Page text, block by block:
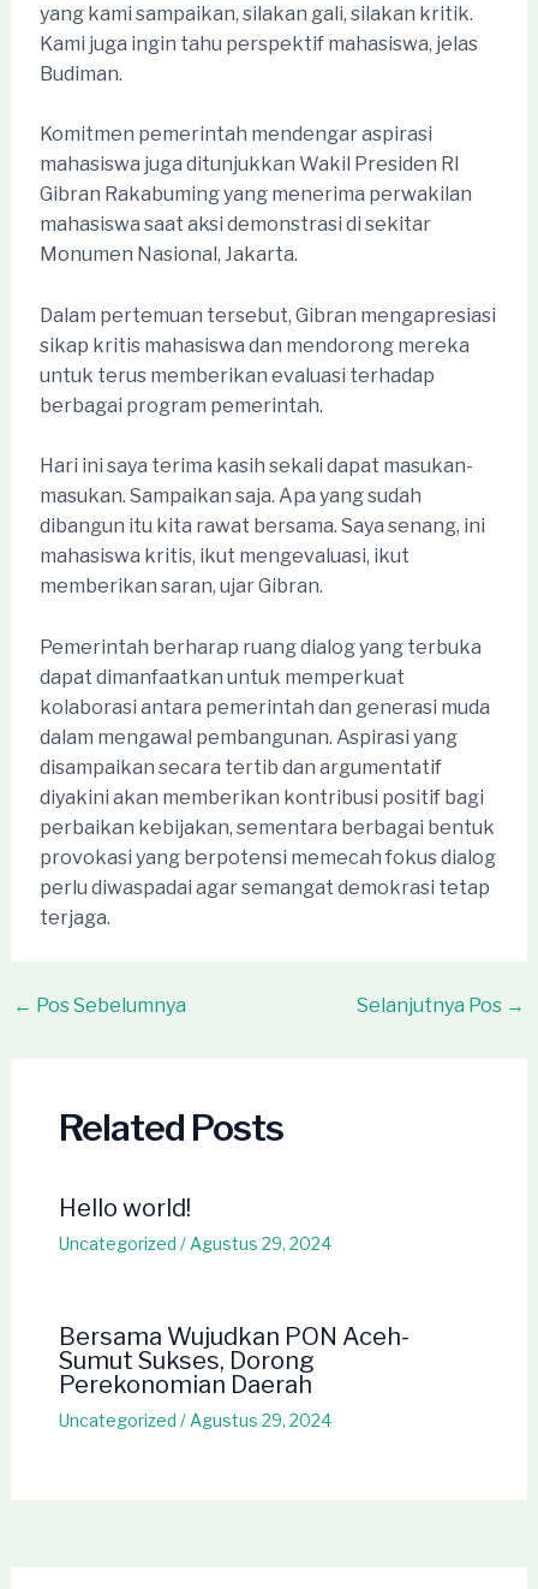
yang kami sampaikan, silakan gali, silakan kritik.
Kami juga ingin tahu perspektif mahasiswa, jelas
Budiman.
Komitmen pemerintah mendengar aspirasi
mahasiswa juga ditunjukkan Wakil Presiden RI
Gibran Rakabuming yang menerima perwakilan
mahasiswa saat aksi demonstrasi di sekitar
Monumen Nasional, Jakarta.
Dalam pertemuan tersebut, Gibran mengapresiasi
sikap kritis mahasiswa dan mendorong mereka
untuk terus memberikan evaluasi terhadap
berbagai program pemerintah.
Hari ini saya terima kasih sekali dapat masukan-
masukan. Sampaikan saja. Apa yang sudah
dibangun itu kita rawat bersama. Saya senang, ini
mahasiswa kritis, ikut mengevaluasi, ikut
memberikan saran, ujar Gibran.
Pemerintah berharap ruang dialog yang terbuka
dapat dimanfaatkan untuk memperkuat
kolaborasi antara pemerintah dan generasi muda
dalam mengawal pembangunan. Aspirasi yang
disampaikan secara tertib dan argumentatif
diyakini akan memberikan kontribusi positif bagi
perbaikan kebijakan, sementara berbagai bentuk
provokasi yang berpotensi memecah fokus dialog
perlu diwaspadai agar semangat demokrasi tetap
terjaga.
Post
← Pos Sebelumnya Selanjutnya Pos →
Related Posts
Hello world!
Uncategorized / Agustus 29, 2024
Bersama Wujudkan PON Aceh-
Sumut Sukses, Dorong
Perekonomian Daerah
Uncategorized / Agustus 29, 2024